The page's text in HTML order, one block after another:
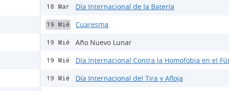
18 Mar Día Internacional de la Batería
19 Mié Cuaresma
19 Mié Año Nuevo Lunar
19 Mié Día Internacional Contra la Homofobia en el
19 Mié Día Internacional del Tira y Afloja